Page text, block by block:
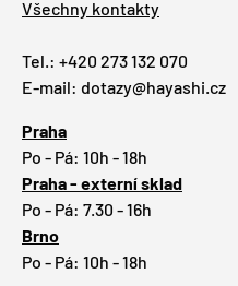
Všechny kontakty
Tel.: +420 273 132 070
E-mail: dotazy@hayashi.cz
Praha
Po - Pá: 10h - 18h
Praha - externí sklad
Po - Pá: 7.30 - 16h
Brno
Po - Pá: 10h - 18h